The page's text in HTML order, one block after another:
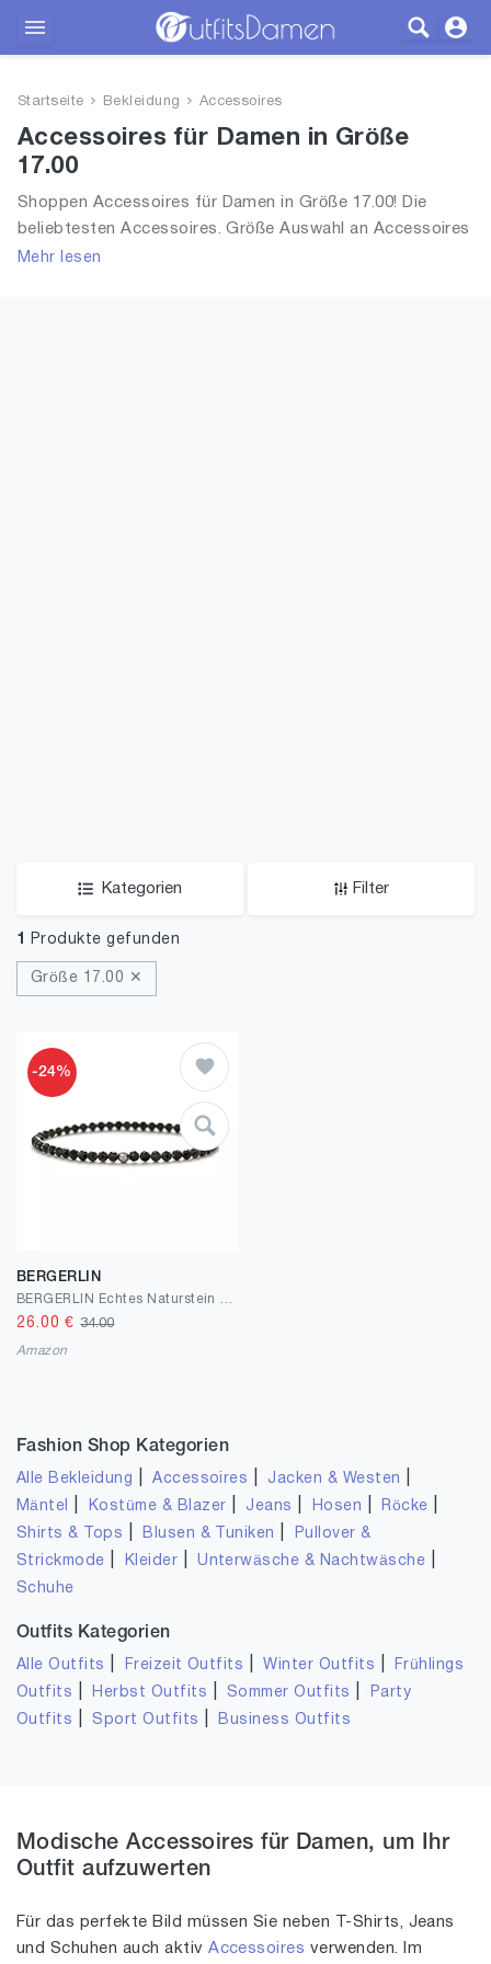
Bekleidung
Schuhe
Startseite Bekleidung Accessoires
Accessoires für Damen in Größe
17.00
Shoppen Accessoires für Damen in Größe 17.00! Die
beliebtesten Accessoires. Größe Auswahl an Accessoires
in Größe 17.00 und alle Trends aus 2026 für Frauen!
Mehr lesen
Kategorien Filter
1 Produkte gefunden
Größe 17.00 ✕
-24%
BERGERLIN
26.00 €34.00
Amazon
Fashion Shop Kategorien
Alle Bekleidung |Accessoires Jacken & Westen
Mäntel Kostüme & Blazer Jeans Hosen Röcke
Shirts & Tops Blusen & Tuniken
Pullover &
Strickmode
Kleider |Unterwäsche & Nachtwäsche
Schuhe
Outfits Kategorien
Alle Outfits Freizeit Outfits |Winter Outfits
Frühlings
Outfits
Herbst Outfits Sommer Outfits
Party
Outfits
Sport Outfits Business Outfits
Modische Accessoires für Damen, um Ihr
Outfit aufzuwerten
Für das perfekte Bild müssen Sie neben T-Shirts, Jeans
und Schuhen auch aktivAccessoires verwenden. Im